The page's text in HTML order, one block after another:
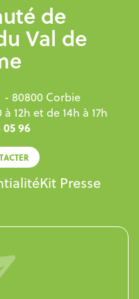
de
Val de
- 80800 Corbie
12h et de 14h à 17h
05 96
Kit Presse